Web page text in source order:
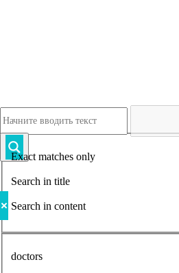
Exact matches only
Search in title
Search in content
doctors